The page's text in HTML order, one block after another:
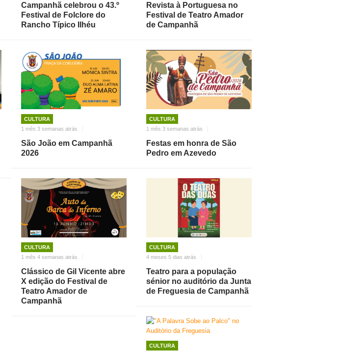
Campanhã celebrou o 43.º
Festival de Folclore do
Rancho Típico Ilhéu
Revista à Portuguesa no
Festival de Teatro Amador
de Campanhã
CULTURA
1 mês 3 semanas atrás
São João em Campanhã
2026
CULTURA
1 mês 3 semanas atrás
Festas em honra de São
Pedro em Azevedo
CULTURA
1 mês 4 semanas atrás
Clássico de Gil Vicente abre
X edição do Festival de
Teatro Amador de
Campanhã
CULTURA
4 meses 5 dias atrás
Teatro para a população
sénior no auditório da Junta
de Freguesia de Campanhã
CULTURA